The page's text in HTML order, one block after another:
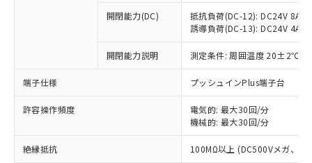
開閉能力(DC)
抵抗負荷(DC-12): DC24V 8A/
誘導負荷(DC-13): DC24V 4A/
開閉能力説明 測定条件: 周囲温度 20±2℃、
端子仕様 プッシュインPlus端子台
許容操作頻度
電気的: 最大30回/分
機械的: 最大30回/分
絶縁抵抗 100MΩ以上 (DC500Vメガ、点
ことをご了承ください。
在庫状況および標準価格照会結果は、
記載している更新日時点での社内デー
タに基づき作成されるものであり、閲
覧された時点での実際の在庫および標
準価格とは異なる場合があることをご
正式な納期状況および標準価格はお客
様のお取引先、またはお客様担当のオ
ムロン制御機器販売店・当社販売員に
いたものが、含有品と判明した場合などや
むを得ず変更することがあります。
*EU RoHS指令（10物質）：
鉛(Pb) 1000ppm以下、 水銀(Hg) 1000ppm以下、 カド
六価クロム(Cr(Ⅵ)) 1000ppm以下、ポリ臭化ビフェニル
類(PBB) 1000ppm以下、ポリ臭化ジフェニルエーテル類
(PBDE) 1000ppm以下、フタル酸ビス(2-エチルヘキシ
ル) (DEHP)(別名：DOP) 1000ppm以下、フタル酸ブチ
ルベンジル（BBP） 1000ppm以下、フタル酸ジブチル
（DBP） 1000ppm以下、フタル酸ジイソブチル
(DIBP) 1000ppm以下
但し、RoHS指令で産業用監視および制御機器に対する
基準値を超えていることを示します。
「－」：未確認です。当社販売部門へお問
ム) : 100ppm、
Cr(Ⅵ)(六価クロム) : 1000ppm、 PBBs(ポリ臭化ビフェ
ニル類) : 1000ppm、 PBDEs(ポリ臭化ジフェニルエーテ
ル類) : 1000ppm、
DBP(フタル酸ジブチル) : 1000ppm、 DIBP(フタル酸ジ
イソブチル) : 1000ppm、 BBP(フタル酸ブチルベンジ
ル) : 1000ppm、
DEHP(フタル酸ビス(2-エチルヘキシル)) : 1000ppm
当社は、これら貴社製品のうち、外国
為替および外国貿易法に定める商品
（以下｢規制貨物等」という）を輸出
または国外への提供する場合は、日本
国政府の輸出許可(または役務取引許
可)を取得するなどの必要な手続きを
当社は規制貨物を破棄する場合は、完
全に破砕するなど、違法に輸出されな
いよう必要な手段を講じます。
当社は貴社製品を、核兵器、ミサイ
説明
○ 一定数以上の在庫あり
一定数には満たないが在庫あり